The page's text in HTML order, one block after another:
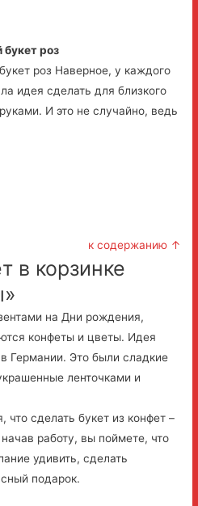
роз
роз Наверное, у каждого
идея сделать для близкого
И это не случайно, ведь
к содержанию ↑
в корзинке
на Дни рождения,
конфеты и цветы. Идея
Германии. Это были сладкие
ленточками и
что сделать букет из конфет –
работу, вы поймете, что
удивить, сделать
подарок.